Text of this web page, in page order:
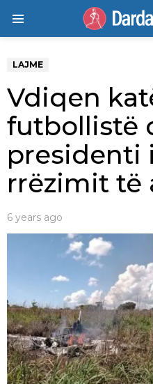
LAJME
Vdiqen
futbollistë
presidenti
rrëzimit të
6 years ago